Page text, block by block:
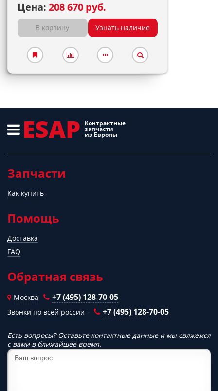
Цена: 208 670 руб.
В корзину Узнать наличие
ESAP Контрактные
запчасти
из Европы
Запчасти
Как купить
Помощь
Доставка
FAQ
Обратная связь
Москва +7 (495) 128-70-05
Звонки по всей россии - +7 (495) 128-70-05
Есть вопросы? Оставьте контактные данные и мы свяжемся
с вами в ближайшее время.